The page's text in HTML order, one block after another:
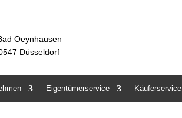
Oeynhausen
Düsseldorf
Eigentümerservice Käuferservice